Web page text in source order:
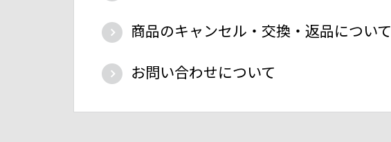
商品のキャンセル・交換・返品について
お問い合わせについて